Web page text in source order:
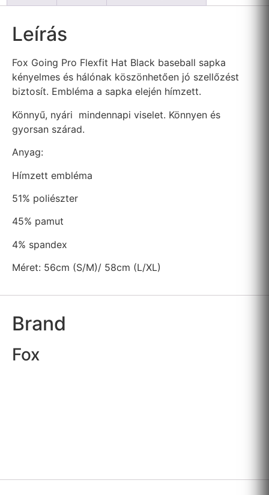
Leírás
Fox Going Pro Flexfit Hat Black baseball sapka
kényelmes és hálónak köszönhetően jó szellőzést
biztosít. Embléma a sapka elején hímzett.
Könnyű, nyári mindennapi viselet. Könnyen és
gyorsan szárad.
Anyag:
Hímzett embléma
51% poliészter
45% pamut
4% spandex
Méret: 56cm (S/M)/ 58cm (L/XL)
Brand
Fox